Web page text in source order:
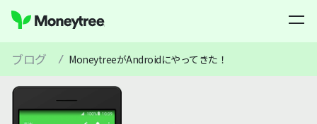
ブログ / MoneytreeがAndroidにやってきた！